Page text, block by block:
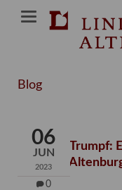
Blog
06
JUN
2023
0
Kunst ist Trumpf:
Museum
Rudolf